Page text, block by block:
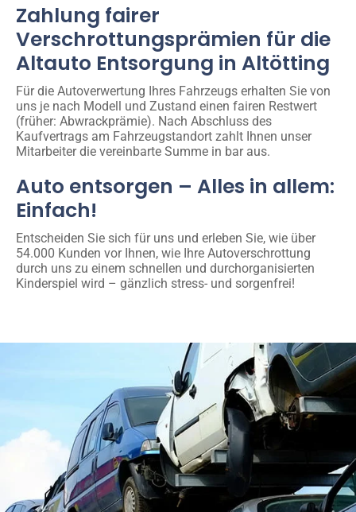
Zahlung fairer
Verschrottungsprämien für die
Altauto Entsorgung in Altötting
Für die Autoverwertung Ihres Fahrzeugs erhalten Sie von
uns je nach Modell und Zustand einen fairen Restwert
(früher: Abwrackprämie). Nach Abschluss des
Kaufvertrags am Fahrzeugstandort zahlt Ihnen unser
Mitarbeiter die vereinbarte Summe in bar aus.
Auto entsorgen – Alles in allem:
Einfach!
Entscheiden Sie sich für uns und erleben Sie, wie über
54.000 Kunden vor Ihnen, wie Ihre Autoverschrottung
durch uns zu einem schnellen und durchorganisierten
Kinderspiel wird – gänzlich stress- und sorgenfrei!